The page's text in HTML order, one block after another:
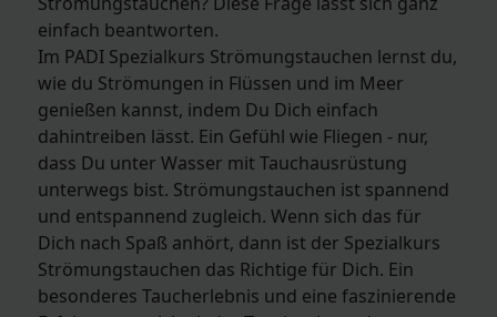
einfach beantworten.
Im PADI Spezialkurs Strömungstauchen lernst du,
wie du Strömungen in Flüssen und im Meer
genießen kannst, indem Du Dich einfach
dahintreiben lässt. Ein Gefühl wie Fliegen - nur,
dass Du unter Wasser mit Tauchausrüstung
unterwegs bist. Strömungstauchen ist spannend
und entspannend zugleich. Wenn sich das für
Dich nach Spaß anhört, dann ist der Spezialkurs
Strömungstauchen das Richtige für Dich. Ein
besonderes Taucherlebnis und eine faszinierende